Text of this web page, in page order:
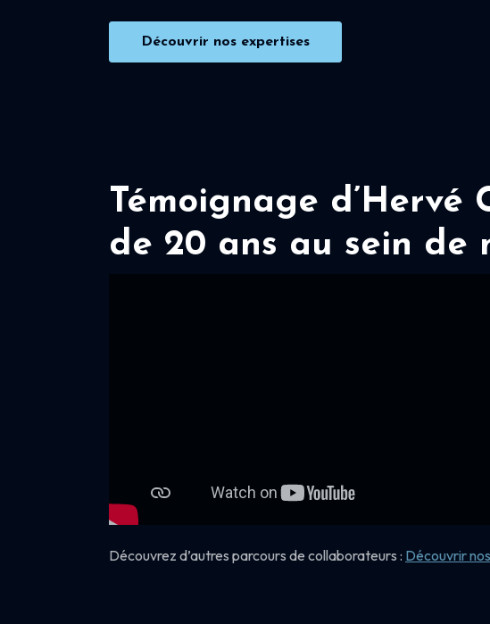
Découvrir nos expertises
Témoignage
de 20 ans au sein de
Découvrez d’autres parcours de collaborateurs : Découvrir nos